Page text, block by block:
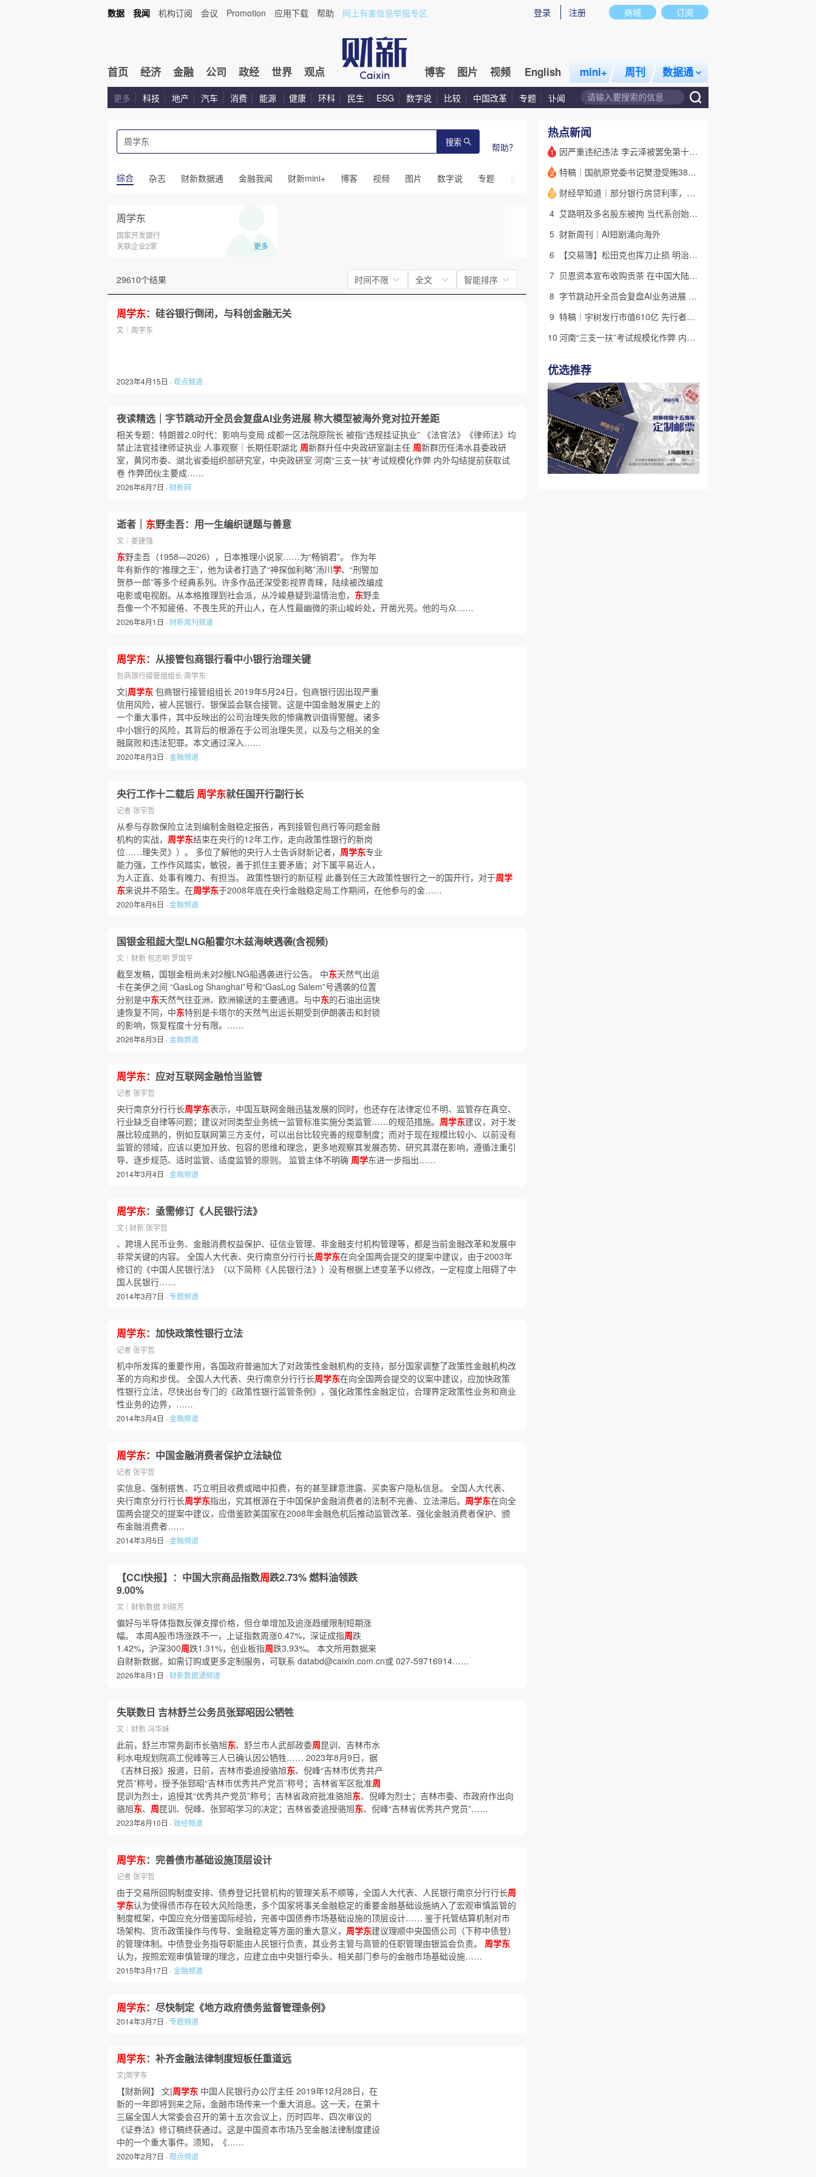
商城 订阅
登录 注册
数据 我闻 机构订阅 会议 Promotion 应用下载 帮助 网上有害信息举报专区
首页 经济 金融 公司 政经 世界 观点 博客 图片 视频 English mini+ 周刊 数据通
更多 科技 地产 汽车 消费 能源 健康 环科 民生 ESG 数字说 比较 中国改革 专题 讣闻
搜索 帮助？
综合 杂志 财新数据通 金融我闻 财新mini+ 博客 视频 图片 数字说 专题 会议 话题 特别呈现 私房课
周学东
国家开发银行
关联企业2家
更多
29610个结果 时间不限 全文 智能排序
周学东：硅谷银行倒闭，与科创金融无关
文｜周学东
2023年4月15日 ·观点频道
夜读精选｜字节跳动开全员会复盘AI业务进展 称大模型被海外竞对拉开差距
相关专题：特朗普2.0时代：影响与变局 成都一区法院原院长 被指“违规挂证执业” 《法官法》《律师法》均
禁止法官挂律师证执业 人事观察｜长期任职湖北 周新群升任中央政研室副主任 周新群历任浠水县委政研
室，黄冈市委、湖北省委组织部研究室，中央政研室 河南“三支一扶”考试规模化作弊 内外勾结提前获取试
卷 作弊团伙主要成……
2026年8月7日 · 财新网
逝者｜ 东野圭吾：用一生编织谜题与善意
文｜姜建强
东野圭吾（1958—2026），日本推理小说家……为“畅销君”。 作为年
年有新作的“推理之王”，他为读者打造了“神探伽利略”汤川学、“刑警加
贺恭一郎”等多个经典系列。许多作品还深受影视界青睐，陆续被改编成
电影或电视剧。从本格推理到社会派，从冷峻悬疑到温情治愈， 东野圭
吾像一个不知疲倦、不畏生死的开山人，在人性最幽微的崇山峻岭处，开凿光亮。他的与众……
2026年8月1日 · 财新周刊频道
周学东：从接管包商银行看中小银行治理关键
包商银行接管组组长 周学东
文|周学东 包商银行接管组组长 2019年5月24日，包商银行因出现严重
信用风险，被人民银行、银保监会联合接管。这是中国金融发展史上的
一个重大事件，其中反映出的公司治理失败的惨痛教训值得警醒。诸多
中小银行的风险，其背后的根源在于公司治理失灵，以及与之相关的金
融腐败和违法犯罪。本文通过深入……
2020年8月3日 ·金融频道
央行工作十二载后 周学东就任国开行副行长
记者 张宇哲
从参与存款保险立法到编制金融稳定报告，再到接管包商行等问题金融
机构的实战， 周学东结束在央行的12年工作，走向政策性银行的新岗
位……理失灵》）。 多位了解他的央行人士告诉财新记者， 周学东专业
能力强，工作作风踏实，敏锐，善于抓住主要矛盾；对下属平易近人，
为人正直、处事有魄力、有担当。 政策性银行的新征程 此番到任三大政策性银行之一的国开行，对于周学
东来说并不陌生。在周学东于2008年底在央行金融稳定局工作期间，在他参与的金……
2020年8月6日 ·金融频道
国银金租超大型LNG船霍尔木兹海峡遇袭(含视频)
文｜财新 包志明 罗国平
截至发稿，国银金租尚未对2艘LNG船遇袭进行公告。 中东天然气出运
卡在美伊之间 “GasLog Shanghai”号和“GasLog Salem”号遇袭的位置
分别是中东天然气往亚洲、欧洲输送的主要通道。与中东的石油出运快
速恢复不同，中东特别是卡塔尔的天然气出运长期受到伊朗袭击和封锁
的影响，恢复程度十分有限。……
2026年8月3日 ·金融频道
周学东：应对互联网金融恰当监管
记者 张宇哲
央行南京分行行长周学东表示，中国互联网金融迅猛发展的同时，也还存在法律定位不明、监管存在真空、
行业缺乏自律等问题；建议对同类型业务统一监管标准实施分类监管……的规范措施。 周学东建议，对于发
展比较成熟的，例如互联网第三方支付，可以出台比较完善的规章制度；而对于现在规模比较小、以前没有
监管的领域，应该以更加开放、包容的思维和理念，更多地观察其发展态势、研究其潜在影响，遵循注重引
导、逐步规范、适时监管、适度监管的原则。 监管主体不明确 周学东进一步指出……
2014年3月4日 ·金融频道
周学东：亟需修订《人民银行法》
文 | 财新 张宇哲
、跨境人民币业务、金融消费权益保护、征信业管理、非金融支付机构管理等，都是当前金融改革和发展中
非常关键的内容。 全国人大代表、央行南京分行行长周学东在向全国两会提交的提案中建议，由于2003年
修订的《中国人民银行法》（以下简称《人民银行法》）没有根据上述变革予以修改，一定程度上阻碍了中
国人民银行……
2014年3月7日 ·专题频道
周学东：加快政策性银行立法
记者 张宇哲
机中所发挥的重要作用，各国政府普遍加大了对政策性金融机构的支持，部分国家调整了政策性金融机构改
革的方向和步伐。 全国人大代表、央行南京分行行长周学东在向全国两会提交的议案中建议，应加快政策
性银行立法，尽快出台专门的《政策性银行监管条例》，强化政策性金融定位，合理界定政策性业务和商业
性业务的边界，……
2014年3月4日 ·金融频道
周学东：中国金融消费者保护立法缺位
记者 张宇哲
实信息、强制搭售、巧立明目收费或暗中扣费，有的甚至肆意泄露、买卖客户隐私信息。 全国人大代表、
央行南京分行行长周学东指出，究其根源在于中国保护金融消费者的法制不完善、立法滞后。 周学东在向全
国两会提交的提案中建议，应借鉴欧美国家在2008年金融危机后推动监管改革、强化金融消费者保护、颁
布金融消费者……
2014年3月5日 ·金融频道
【CCI快报】：中国大宗商品指数周跌2.73% 燃料油领跌
9.00%
文｜财新数据 刘晓芳
偏好与半导体指数反弹支撑价格，但仓单增加及追涨趋缓限制短期涨
幅。 本周A股市场涨跌不一，上证指数周涨0.47%，深证成指周跌
1.42%，沪深300周跌1.31%，创业板指周跌3.93%。 本文所用数据来
自财新数据，如需订购或更多定制服务，可联系 databd@caixin.com.cn或 027-59716914……
2026年8月1日 · 财新数据通频道
失联数日 吉林舒兰公务员张郅昭因公牺牲
文｜财新 冯华妹
此前，舒兰市常务副市长骆旭东、舒兰市人武部政委周昆训、吉林市水
利水电规划院高工倪峰等三人已确认因公牺牲…… 2023年8月9日，据
《吉林日报》报道，日前，吉林市委追授骆旭东、倪峰“吉林市优秀共产
党员”称号，授予张郅昭“吉林市优秀共产党员”称号；吉林省军区批准周
昆训为烈士，追授其“优秀共产党员”称号；吉林省政府批准骆旭东、倪峰为烈士；吉林市委、市政府作出向
骆旭东、 周昆训、倪峰、张郅昭学习的决定；吉林省委追授骆旭东、倪峰“吉林省优秀共产党员”……
2023年8月10日 ·政经频道
周学东：完善债市基础设施顶层设计
记者 张宇哲
由于交易所回购制度安排、债券登记托管机构的管理关系不顺等，全国人大代表、人民银行南京分行行长周
学东认为使得债市存在较大风险隐患，多个国家将事关金融稳定的重要金融基础设施纳入了宏观审慎监管的
制度框架，中国应充分借鉴国际经验，完善中国债券市场基础设施的顶层设计…… 鉴于托管结算机制对市
场架构、货币政策操作与传导、金融稳定等方面的重大意义， 周学东建议理顺中央国债公司（下称中债登）
的管理体制。中债登业务指导职能由人民银行负责，其业务主管与高管的任职管理由银监会负责。 周学东
认为，按照宏观审慎管理的理念，应建立由中央银行牵头、相关部门参与的金融市场基础设施……
2015年3月17日 ·金融频道
周学东：尽快制定《地方政府债务监督管理条例》
2014年3月7日 ·专题频道
周学东：补齐金融法律制度短板任重道远
文|周学东
【财新网】 文|周学东 中国人民银行办公厅主任 2019年12月28日，在
新的一年即将到来之际，金融市场传来一个重大消息。这一天，在第十
三届全国人大常委会召开的第十五次会议上，历时四年、四次审议的
《证券法》修订稿终获通过。这是中国资本市场乃至金融法律制度建设
中的一个重大事件。须知，《……
2020年2月7日 ·观点频道
热点新闻
1 因严重违纪违法 李云泽被罢免第十四届全国人大代表职务
2 特稿｜国航原党委书记樊澄受贿3847万元二审待宣判 否认大多数指控
3
财经早知道｜部分银行房贷利率，降至“2字头
4
艾路明及多名股东被拘 当代系创始人因何此时被清算
5 财新周刊｜AI短剧涌向海外
6
【交易簿】松田克也挥刀止损 明治折戟中国乳业
7
贝恩资本宣布收购贡茶 在中国大陆无法注册商标后退出市场
8
字节跳动开全员会复盘AI业务进展 称大模型被海外竞对拉开差距
9
特稿｜宇树发行市值610亿 先行者的加速和考验
10
河南“三支一扶”考试规模化作弊 内外勾结提前获取试卷
优选推荐